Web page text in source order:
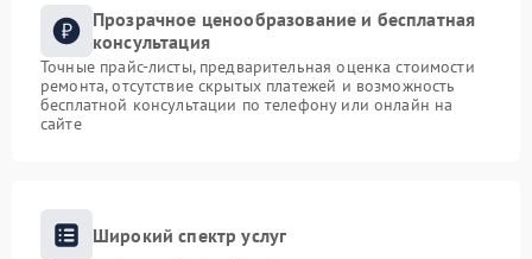
Прозрачное ценообразование и бесплатная
консультация
Точные прайс-листы, предварительная оценка стоимости
ремонта, отсутствие скрытых платежей и возможность
бесплатной консультации по телефону или онлайн на
сайте
Широкий спектр услуг